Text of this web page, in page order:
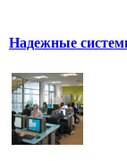
Надежные